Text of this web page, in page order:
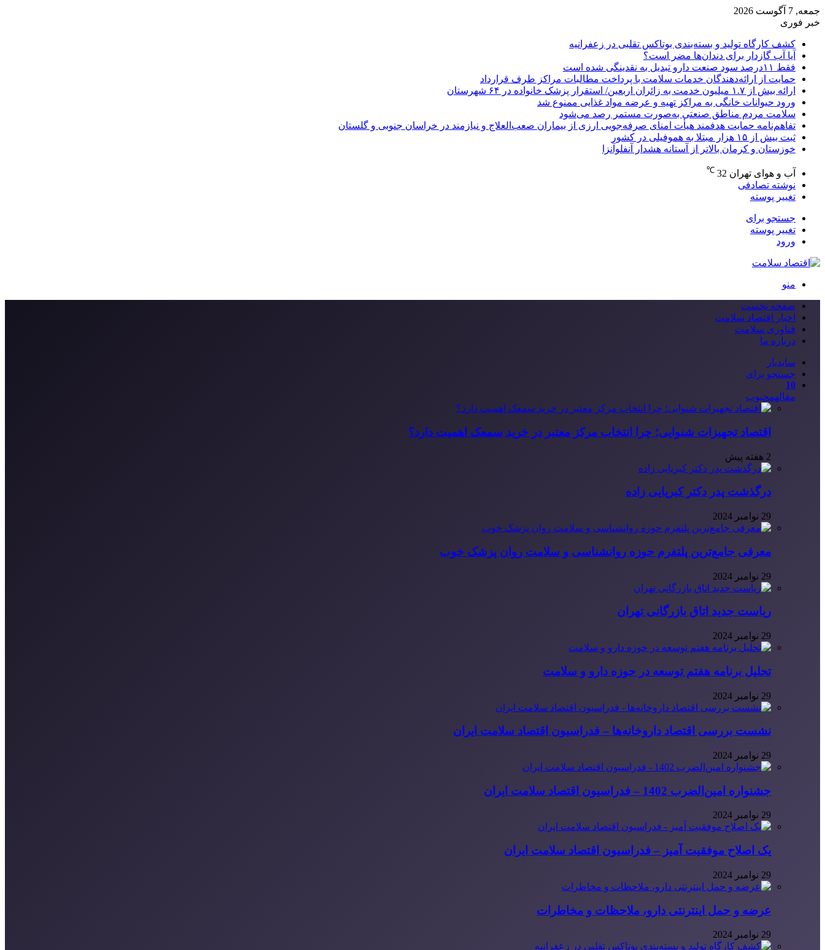
جمعه, 7 آگوست 2026
خبر فوری
کشف کارگاه تولید و بسته‌بندی بوتاکس تقلبی در زعفرانیه
آیا آب گازدار برای دندان‌ها مضر است؟
فقط ۱۱‌درصد سود صنعت دارو تبدیل به نقدینگی شده است
حمایت از ارائه‌دهندگان خدمات سلامت با پرداخت مطالبات مراکز طرف قرارداد
ارائه بیش از ۱.۷ میلیون خدمت به زائران اربعین/ استقرار پزشک خانواده در ۶۴ شهرستان
ورود حیوانات خانگی به مراکز تهیه و عرضه مواد غذایی ممنوع شد
سلامت مردم مناطق صنعتی به‌صورت مستمر رصد می‌شود
تفاهم‌نامه حمایت هدفمند هیأت امنای صرفه‌جویی ارزی از بیماران صعب‌العلاج و نیازمند در خراسان جنوبی و گلستان
ثبت بیش از ۱۵ هزار مبتلا به هموفیلی در کشور
خوزستان و کرمان بالاتر از آستانه هشدار آنفلوآنزا
آب و هوای تهران 32
℃
نوشته تصادفی
تغییر پوسته
جستجو برای
تغییر پوسته
ورود
منو
صفحه نخست
اخبار اقتصاد سلامت
فناوری سلامت
درباره ما
سایدبار
جستجو برای
10
مقالهمحبوب
اقتصاد تجهیزات شنوایی؛ چرا انتخاب مرکز معتبر در خرید سمعک اهمیت دارد؟
2 هفته پیش
درگذشت پدر دکتر کبریایی زاده
29 نوامبر 2024
معرفی جامع‌ترین پلتفرم حوزه روانشناسی و سلامت روان پزشک خوب
29 نوامبر 2024
ریاست جدید اتاق بازرگانی تهران
29 نوامبر 2024
تحلیل برنامه هفتم توسعه در حوزه دارو و سلامت
29 نوامبر 2024
نشست بررسی اقتصاد داروخانه‌ها – فدراسیون اقتصاد سلامت ایران
29 نوامبر 2024
جشنواره امین‌الضرب 1402 – فدراسیون اقتصاد سلامت ایران
29 نوامبر 2024
یک اصلاح موفقیت آمیز – فدراسیون اقتصاد سلامت ایران
29 نوامبر 2024
عرضه و حمل اینترنتی دارو، ملاحظات و مخاطرات
29 نوامبر 2024